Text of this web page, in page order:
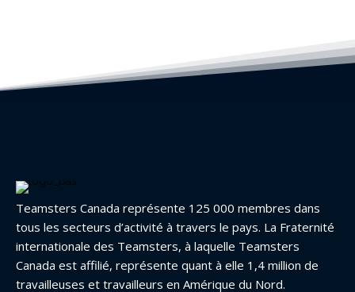
Teamsters Canada représente 125 000 membres dans
tous les secteurs d’activité à travers le pays. La Fraternité
internationale des Teamsters, à laquelle Teamsters
Canada est affilié, représente quant à elle 1,4 million de
travailleuses et travailleurs en Amérique du Nord.